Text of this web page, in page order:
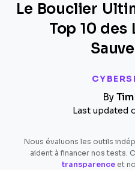
Le Bouclier
Top 10 des
By
Last updated
Nous évaluons les outils
aident à financer nos tests.
transparence et